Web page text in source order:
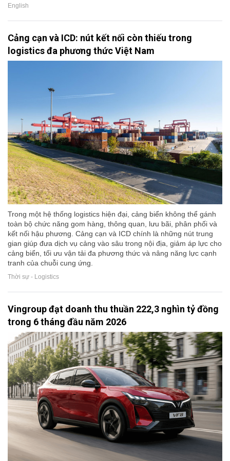
English
Cảng cạn và ICD: nút kết nối còn thiếu trong
logistics đa phương thức Việt Nam
Trong một hệ thống logistics hiện đại, cảng biển không thể gánh
toàn bộ chức năng gom hàng, thông quan, lưu bãi, phân phối và
kết nối hậu phương. Cảng cạn và ICD chính là những nút trung
gian giúp đưa dịch vụ cảng vào sâu trong nội địa, giảm áp lực cho
cảng biển, tối ưu vận tải đa phương thức và nâng năng lực cạnh
tranh của chuỗi cung ứng.
Thời sự - Logistics
Vingroup đạt doanh thu thuần 222,3 nghìn tỷ đồng
trong 6 tháng đầu năm 2026